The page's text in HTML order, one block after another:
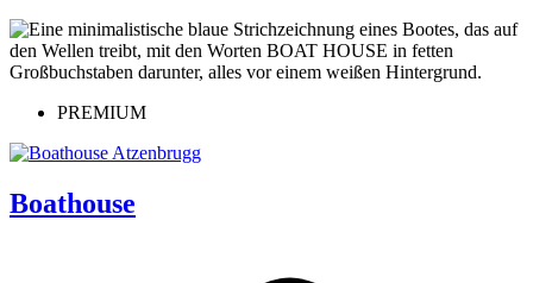
PREMIUM
Boathouse